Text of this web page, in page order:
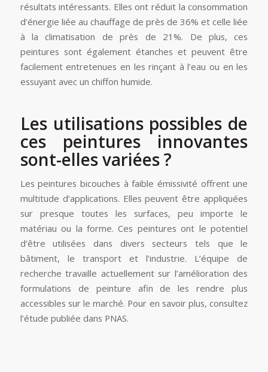
résultats intéressants. Elles ont réduit la consommation
d’énergie liée au chauffage de près de 36% et celle liée
à la climatisation de près de 21%. De plus, ces
peintures sont également étanches et peuvent être
facilement entretenues en les rinçant à l’eau ou en les
essuyant avec un chiffon humide.
Les utilisations possibles de
ces peintures innovantes
sont-elles variées ?
Les peintures bicouches à faible émissivité offrent une
multitude d’applications. Elles peuvent être appliquées
sur presque toutes les surfaces, peu importe le
matériau ou la forme. Ces peintures ont le potentiel
d’être utilisées dans divers secteurs tels que le
bâtiment, le transport et l’industrie. L’équipe de
recherche travaille actuellement sur l’amélioration des
formulations de peinture afin de les rendre plus
accessibles sur le marché. Pour en savoir plus, consultez
l’étude publiée dans PNAS.